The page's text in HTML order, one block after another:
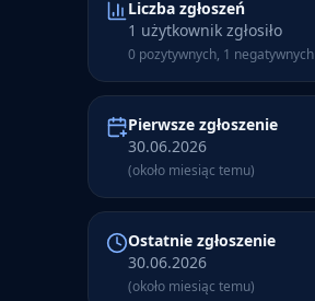
Liczba zgłoszeń
1 użytkownik zgłosiło
0 pozytywnych, 1 negatywnych
Pierwsze zgłoszenie
30.06.2026
(około miesiąc temu)
Ostatnie zgłoszenie
30.06.2026
(około miesiąc temu)